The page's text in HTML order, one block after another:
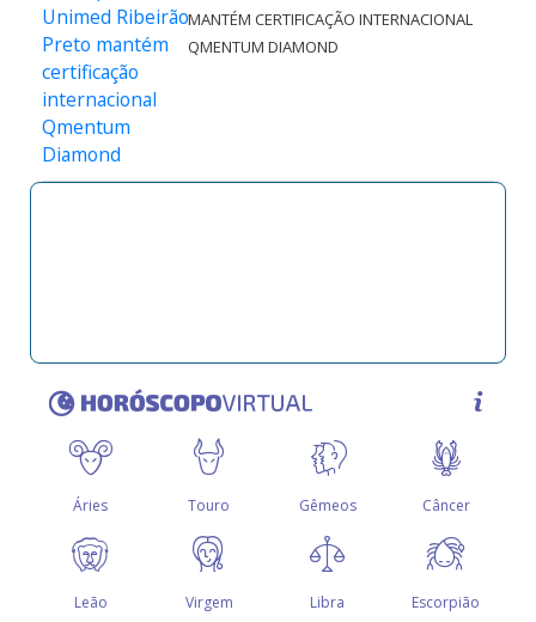
MANTÉM CERTIFICAÇÃO INTERNACIONAL
QMENTUM DIAMOND